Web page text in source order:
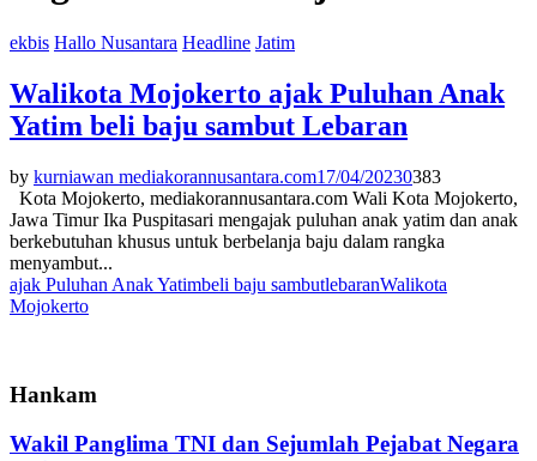
ekbis Hallo Nusantara Headline Jatim
Walikota Mojokerto ajak Puluhan Anak
Yatim beli baju sambut Lebaran
by kurniawan mediakorannusantara.com17/04/20230383
Kota Mojokerto, mediakorannusantara.com Wali Kota Mojokerto,
Jawa Timur Ika Puspitasari mengajak puluhan anak yatim dan anak
berkebutuhan khusus untuk berbelanja baju dalam rangka
menyambut...
ajak Puluhan Anak Yatimbeli baju sambutlebaranWalikota
Mojokerto
Hankam
Wakil Panglima TNI dan Sejumlah Pejabat Negara